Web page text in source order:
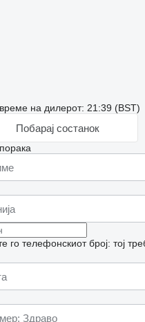
на дилерот: 21:39 (BST)
Побарај состанок
го телефонскиот број: тој